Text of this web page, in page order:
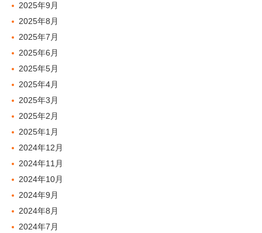
2025年9月
2025年8月
2025年7月
2025年6月
2025年5月
2025年4月
2025年3月
2025年2月
2025年1月
2024年12月
2024年11月
2024年10月
2024年9月
2024年8月
2024年7月